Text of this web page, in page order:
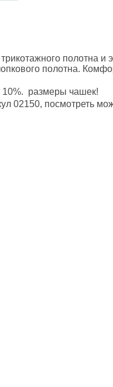
полотна
полотна.
10%. размеры чашек!
02150, посмотреть